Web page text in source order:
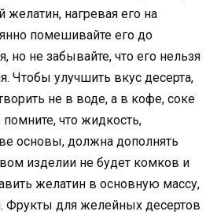
желатин, нагревая его на
помешивайте его до
но не забывайте, что его нельзя
Чтобы улучшить вкус десерта,
не в воде, а в кофе, соке
что жидкость,
основы, должна дополнять
изделии не будет комков и
желатин в основную массу,
Фрукты для желейных десертов